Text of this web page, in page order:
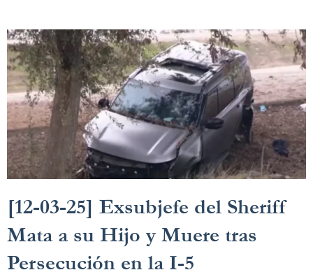
[12-03-25] Exsubjefe del Sheriff
Mata a su Hijo y Muere tras
Persecución en la I-5